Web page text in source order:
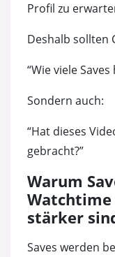
Profil zu
Deshalb sollten
“Wie viele
Sondern auch:
“Hat dieses
gebracht?”
Warum
Watchtime
stärker
Saves werden